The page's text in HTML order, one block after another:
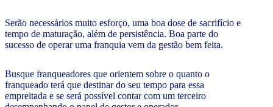
Serão necessários muito esforço, uma boa dose de sacrifício e
tempo de maturação, além de persistência. Boa parte do
sucesso de operar uma franquia vem da gestão bem feita.
Busque franqueadores que orientem sobre o quanto o
franqueado terá que destinar do seu tempo para essa
empreitada e se será possível contar com um terceiro